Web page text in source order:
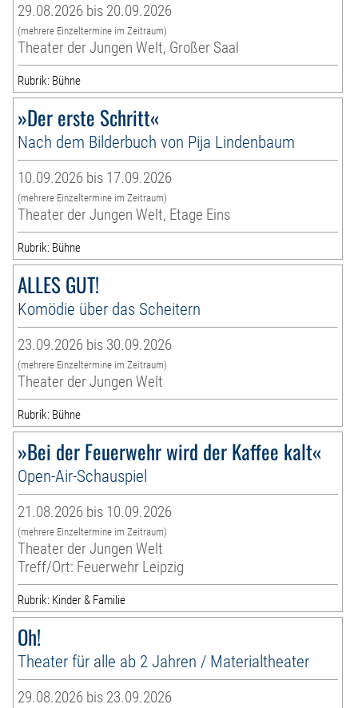
29.08.2026 bis 20.09.2026
(mehrere Einzeltermine im Zeitraum)
Theater der Jungen Welt, Großer Saal
Rubrik: Bühne
»Der erste Schritt«
Nach dem Bilderbuch von Pija Lindenbaum
10.09.2026 bis 17.09.2026
(mehrere Einzeltermine im Zeitraum)
Theater der Jungen Welt, Etage Eins
Rubrik: Bühne
ALLES GUT!
Komödie über das Scheitern
23.09.2026 bis 30.09.2026
(mehrere Einzeltermine im Zeitraum)
Theater der Jungen Welt
Rubrik: Bühne
»Bei der Feuerwehr wird der Kaffee kalt«
Open-Air-Schauspiel
21.08.2026 bis 10.09.2026
(mehrere Einzeltermine im Zeitraum)
Theater der Jungen Welt
Treff/Ort: Feuerwehr Leipzig
Rubrik: Kinder & Familie
Oh!
Theater für alle ab 2 Jahren / Materialtheater
29.08.2026 bis 23.09.2026